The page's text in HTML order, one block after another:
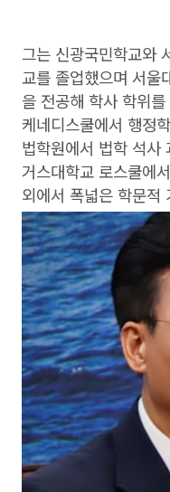
그는 신광국민학교와
교를 졸업했으며 서울
을 전공해 학사 학위
케네디스쿨에서 행정
법학원에서 법학 석사
거스대학교 로스쿨에
외에서 폭넓은 학문적